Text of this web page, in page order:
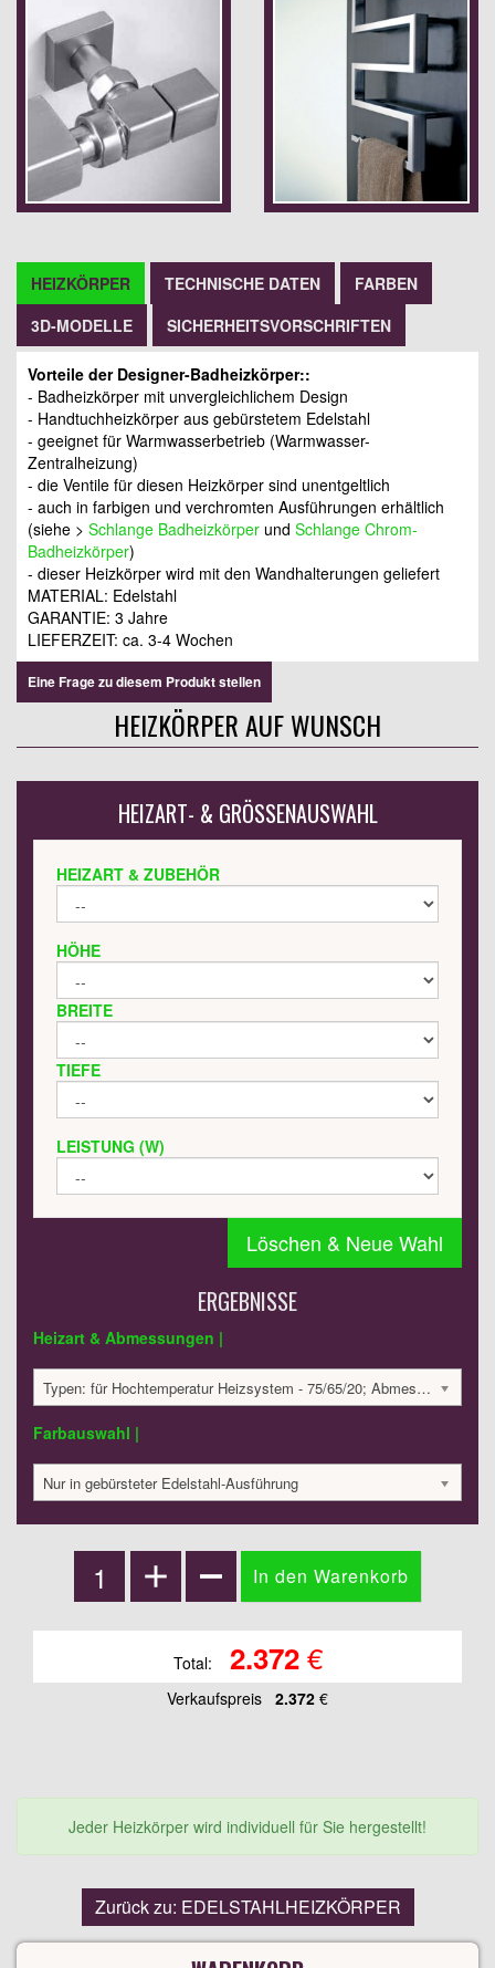
HEIZKÖRPER TECHNISCHE DATEN
FARBEN
3D-MODELLE
SICHERHEITSVORSCHRIFTEN
Vorteile der Designer-Badheizkörper::
- Badheizkörper mit unvergleichlichem Design
- Handtuchheizkörper aus gebürstetem Edelstahl
- geeignet für Warmwasserbetrieb (Warmwasser-
Zentralheizung)
- die Ventile für diesen Heizkörper sind unentgeltlich
- auch in farbigen und verchromten Ausführungen erhältlich
(siehe > Schlange Badheizkörper und Schlange Chrom-
Badheizkörper)
- dieser Heizkörper wird mit den Wandhalterungen geliefert
MATERIAL: Edelstahl
GARANTIE: 3 Jahre
LIEFERZEIT: ca. 3-4 Wochen
Eine Frage zu diesem Produkt stellen
HEIZKÖRPER AUF WUNSCH
HEIZART- & GRÖSSENAUSWAHL
HEIZART & ZUBEHÖR
HÖHE
BREITE
TIEFE
LEISTUNG (W)
Löschen & Neue Wahl
ERGEBNISSE
Heizart & Abmessungen |
Typen: für Hochtemperatur Heizsystem - 75/65/20; Abmessungen: 710x500x50 mm; 285 Watt:; 2372.07 €
Farbauswahl |
Nur in gebürsteter Edelstahl-Ausführung
Total: 2.372€
Verkaufspreis 2.372 €
Jeder Heizkörper wird individuell für Sie hergestellt!
Zurück zu: EDELSTAHLHEIZKÖRPER